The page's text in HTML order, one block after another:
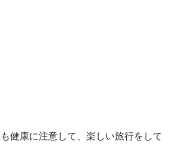
健康に注意して、楽しい旅行をして